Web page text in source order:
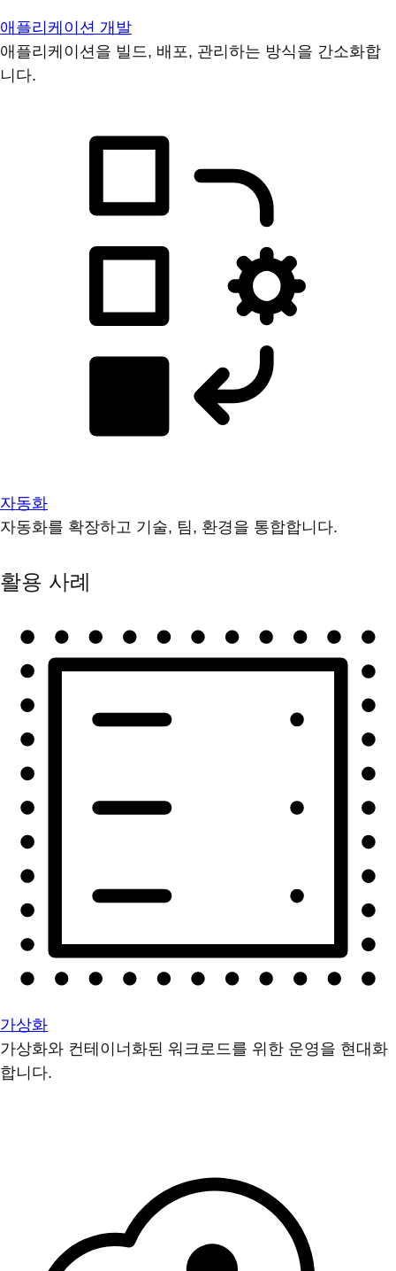
애플리케이션 개발
애플리케이션을 빌드, 배포, 관리하는 방식을 간소화합
니다.
자동화
자동화를 확장하고 기술, 팀, 환경을 통합합니다.
활용 사례
가상화
가상화와 컨테이너화된 워크로드를 위한 운영을 현대화
합니다.